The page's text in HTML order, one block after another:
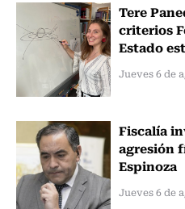
Tere
criterios
Estado
Jueves 6 de
Fiscalía
agresión
Espinoza
Jueves 6 de